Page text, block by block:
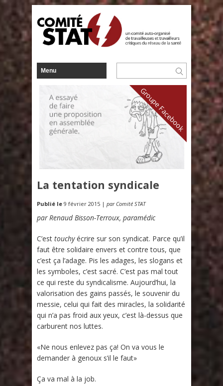
Groupe Facebook
La tentation syndicale
Publié le 9 février 2015 | par Comité STAT
par Renaud Bisson-Terroux, paramédic
C’est touchyécrire sur son syndicat. Parce qu’il
faut être solidaire envers et contre tous, que
c’est ça l’adage. Pis les adages, les slogans et
les symboles, c’est sacré. C’est pas mal tout
ce qui reste du syndicalisme. Aujourd’hui, la
valorisation des gains passés, le souvenir du
messie, celui qui fait des miracles, la solidarité
qui n’a pas froid aux yeux, c’est là-dessus que
carburent nos luttes.
«Ne nous enlevez pas ça! On va vous le
demander à genoux s’il le faut»
Ça va mal à la job.